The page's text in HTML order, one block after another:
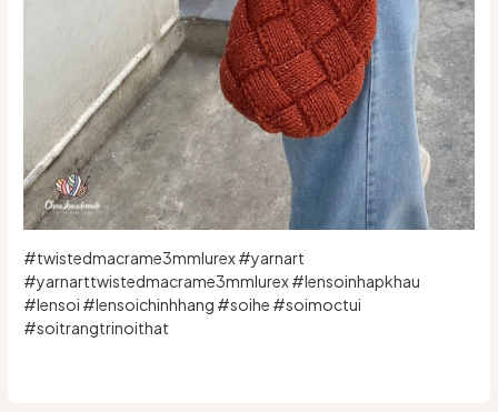
#twistedmacrame3mmlurex #yarnart
#yarnarttwistedmacrame3mmlurex #lensoinhapkhau
#lensoi #lensoichinhhang #soihe #soimoctui
#soitrangtrinoithat